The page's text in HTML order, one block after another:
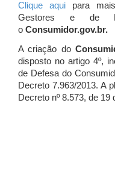
Clique aquipara mais
Gestores e de
o Consumidor.gov.br.
A criação do
disposto no artigo 4º,
de Defesa do
Decreto 7.963/2013. A
Decreto nº 8.573, de